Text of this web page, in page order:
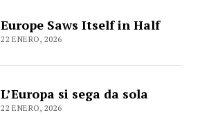
Europe Saws Itself in Half
22 ENERO, 2026
L’Europa si sega da sola
22 ENERO, 2026